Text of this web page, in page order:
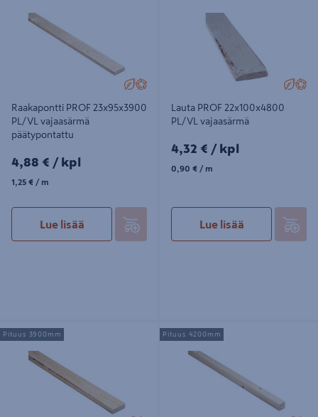
Raakapontti PROF 23x95x3900
PL/VL vajaasärmä
päätypontattu
4,88€/kpl
4,88 € / kpl
1,25€/m
1,25 € / m
Lue lisää
Lauta PROF 22x100x4800
PL/VL vajaasärmä
4,32€/kpl
4,32 € / kpl
0,90€/m
0,90 € / m
Lue lisää
Lauta PROF 32x100x3900 VS/VL
vajaasärmä
Pituus 3900mm
Rima PROF 48x48x4200
mitallistettu
Pituus 4200mm